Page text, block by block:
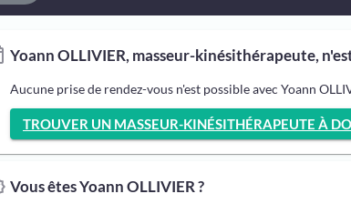
Yoann OLLIVIER, masseur-kinésithérapeute,
Aucune prise de rendez-vous n'est possible avec Yoann
TROUVER UN MASSEUR-KINÉSITHÉRAPEUTE À
Vous êtes Yoann OLLIVIER ?